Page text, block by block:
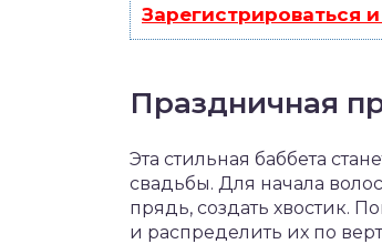
Зарегистрироваться
Праздничная
Эта стильная баббета
свадьбы. Для начала
прядь, создать хвостик.
и распределить их по